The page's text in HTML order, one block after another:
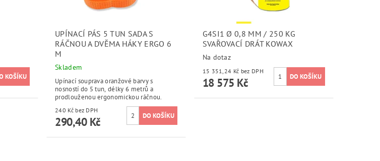
UPÍNACÍ PÁS 5 TUN SADA S
RÁČNOU A DVĚMA HÁKY ERGO 6
M
Skladem
Upínací souprava oranžové barvy s
nosností do 5 tun, délky 6 metrů a
prodlouženou ergonomickou ráčnou.
240 Kč bez DPH
290,40 Kč
G4SI1 Ø 0,8 MM / 250 KG
SVAŘOVACÍ DRÁT KOWAX
Na dotaz
15 351,24 Kč bez DPH
18 575 Kč